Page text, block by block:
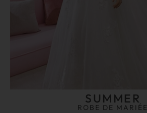
SUMMER
ROBE DE MARIÉE